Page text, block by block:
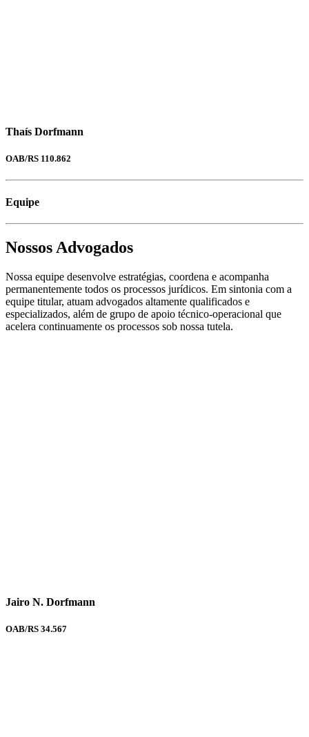
Thaís Dorfmann
OAB/RS 110.862
Equipe
Nossos Advogados
Nossa equipe desenvolve estratégias, coordena e acompanha
permanentemente todos os processos jurídicos. Em sintonia com a
equipe titular, atuam advogados altamente qualificados e
especializados, além de grupo de apoio técnico-operacional que
acelera continuamente os processos sob nossa tutela.
Jairo N. Dorfmann
OAB/RS 34.567